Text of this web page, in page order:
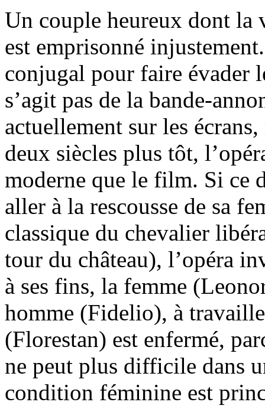
Un couple heureux dont la
est emprisonné
conjugal pour faire évader
s’agit pas de la bande-
actuellement sur les
deux siècles plus tôt,
moderne que le film. Si ce
aller à la rescousse de sa
classique du chevalier
tour du château), l’opéra
à ses fins, la femme
homme (Fidelio), à
(Florestan) est enfermé,
ne peut plus difficile dans
condition féminine est